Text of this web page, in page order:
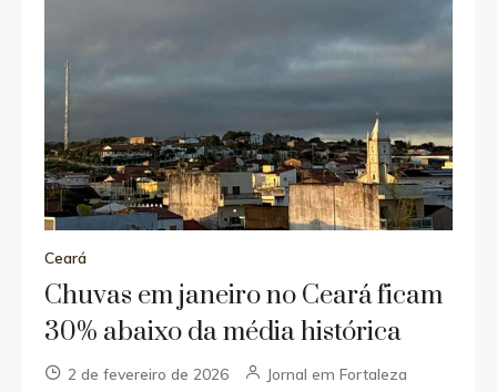
Ceará
Chuvas em janeiro no Ceará ficam
30% abaixo da média histórica
2 de fevereiro de 2026 Jornal em Fortaleza